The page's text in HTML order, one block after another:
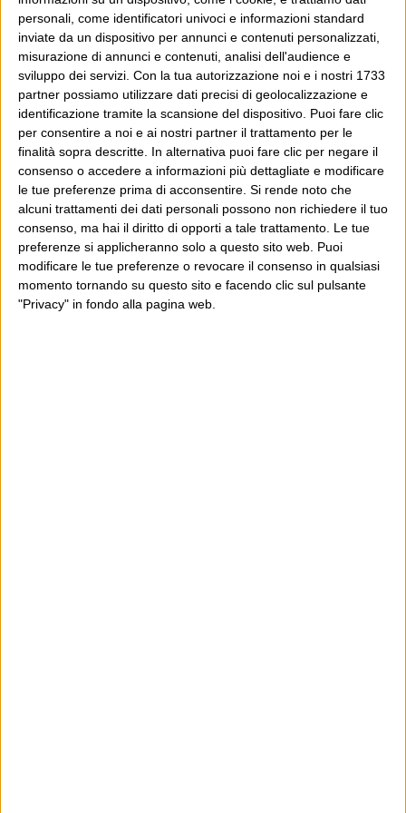
personali, come identificatori univoci e informazioni standard
inviate da un dispositivo per annunci e contenuti personalizzati,
misurazione di annunci e contenuti, analisi dell'audience e
sviluppo dei servizi. Con la tua autorizzazione noi e i nostri 1733
partner possiamo utilizzare dati precisi di geolocalizzazione e
identificazione tramite la scansione del dispositivo. Puoi fare clic
per consentire a noi e ai nostri partner il trattamento per le
finalità sopra descritte. In alternativa puoi fare clic per negare il
consenso o accedere a informazioni più dettagliate e modificare
le tue preferenze prima di acconsentire. Si rende noto che
alcuni trattamenti dei dati personali possono non richiedere il tuo
consenso, ma hai il diritto di opporti a tale trattamento. Le tue
preferenze si applicheranno solo a questo sito web. Puoi
modificare le tue preferenze o revocare il consenso in qualsiasi
momento tornando su questo sito e facendo clic sul pulsante
"Privacy" in fondo alla pagina web.
continua, che pensieri vengono, che sogni si fanno, che
contromisure si prendono? Tra l’incudine
dell’undicisettembre e il martello...Continua
Tre storie di Freedom of
Speech, dopo l’11 settembre
3 Ottobre 2001 Cartastampata,Il Foglio
Sicurezza e libertà: più sicurezza, meno libertà. Parlano
di questo, gli americani, dall’undicisettembre, e di
questo leggiamo ogni giorno. Ma che si tratta anche
della libertà di stampa e di opinione, ci avevamo